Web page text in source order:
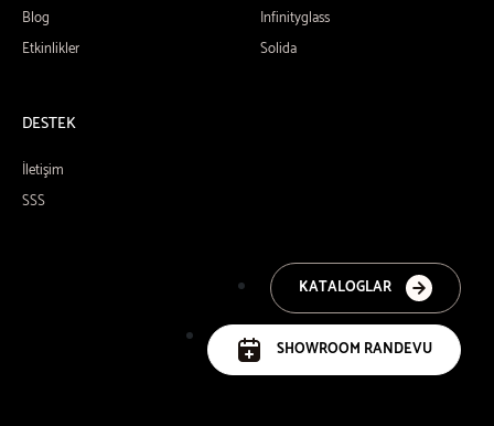
Blog
Etkinlikler
Infinityglass
Solida
DESTEK
İletişim
SSS
KATALOGLAR
SHOWROOM RANDEVU